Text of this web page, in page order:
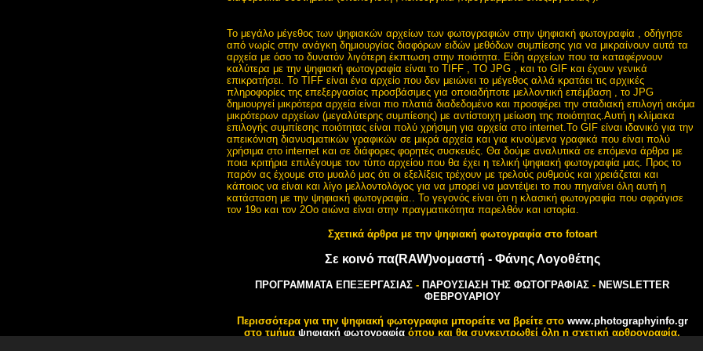
Το μεγάλο μέγεθος των ψηφιακών αρχείων των φωτογραφιών στην ψηφιακή φωτογραφία , οδήγησε
από νωρίς στην ανάγκη δημιουργίας διαφόρων ειδών μεθόδων συμπίεσης για να μικραίνουν αυτά τα
αρχεία με όσο το δυνατόν λιγότερη έκπτωση στην ποιότητα. Είδη αρχείων που τα καταφέρνουν
καλύτερα με την ψηφιακή φωτογραφία είναι το TIFF , TO JPG , και το GIF και έχουν γενικά
επικρατήσει. Το TIFF είναι ένα αρχείο που δεν μειώνει το μέγεθος αλλά κρατάει τις αρχικές
πληροφορίες της επεξεργασίας προσβάσιμες για οποιαδήποτε μελλοντική επέμβαση , το JPG
δημιουργεί μικρότερα αρχεία είναι πιο πλατιά διαδεδομένο και προσφέρει την σταδιακή επιλογή ακόμα
μικρότερων αρχείων (μεγαλύτερης συμπίεσης) με αντίστοιχη μείωση της ποιότητας.Αυτή η κλίμακα
επιλογής συμπίεσης ποιότητας είναι πολύ χρήσιμη για αρχεία στο internet.Το GIF είναι ιδανικό για την
απεικόνιση διανυσματικών γραφικών σε μικρά αρχεία και για κινούμενα γραφικά που είναι πολύ
χρήσιμα στο internet και σε διάφορες φορητές συσκευές. Θα δούμε αναλυτικά σε επόμενα άρθρα με
ποια κριτήρια επιλέγουμε τον τύπο αρχείου που θα έχει η τελική ψηφιακή φωτογραφία μας. Προς το
παρόν ας έχουμε στο μυαλό μας ότι οι εξελίξεις τρέχουν με τρελούς ρυθμούς και χρειάζεται και
κάποιος να είναι και λίγο μελλοντολόγος για να μπορεί να μαντέψει το που πηγαίνει όλη αυτή η
κατάσταση με την ψηφιακή φωτογραφία.. Το γεγονός είναι ότι η κλασική φωτογραφία που σφράγισε
τον 19ο και τον 2Οο αιώνα είναι στην πραγματικότητα παρελθόν και ιστορία.
Σχετικά άρθρα με την ψηφιακή φωτογραφία στο fotoart
Σε κοινό πα(RAW)νομαστή - Φάνης Λογοθέτης
ΠΡΟΓΡΑΜΜΑΤΑ ΕΠΕΞΕΡΓΑΣΙΑΣ - ΠΑΡΟΥΣΙΑΣΗ ΤΗΣ ΦΩΤΟΓΡΑΦΙΑΣ - NEWSLETTER
ΦΕΒΡΟΥΑΡΙΟΥ
Περισσότερα για την ψηφιακή φωτογραφια μπορείτε να βρείτε στο www.photographyinfo.gr
στο τμήμα ψηφιακή φωτογραφία όπου και θα συγκεντρωθεί όλη η σχετική αρθρογραφία.